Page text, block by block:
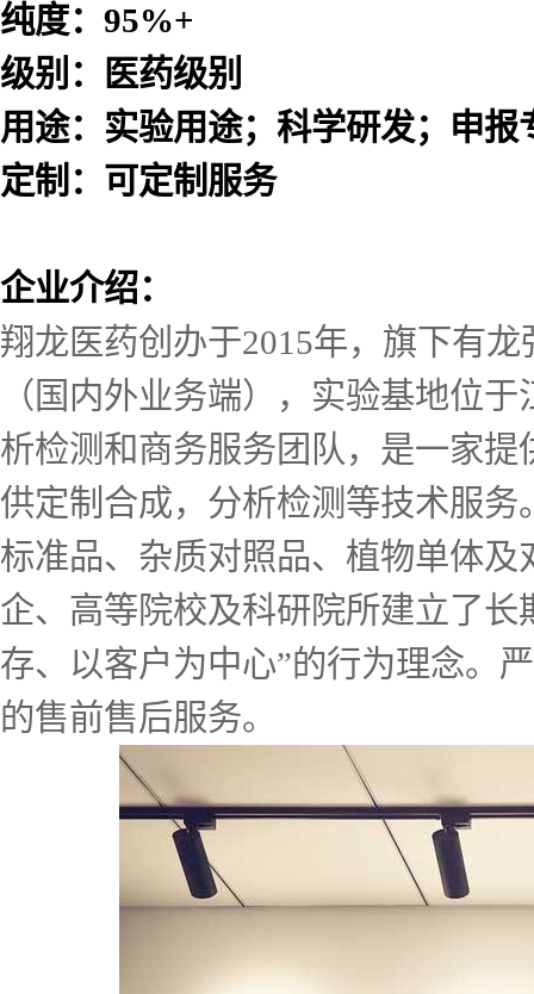
纯度：95%+
级别：医药级别
用途：实验用途；科学研发；申报
定制：可定制服务
企业介绍：
翔龙医药创办于2015年，旗下有
（国内外业务端），实验基地位
析检测和商务服务团队，是一家
供定制合成，分析检测等技术服务
标准品、杂质对照品、植物单体
企、高等院校及科研院所建立了
存、以客户为中心”的行为理念。
的售前售后服务。